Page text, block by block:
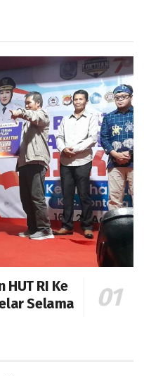
RI Ke
Selama